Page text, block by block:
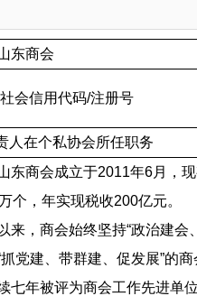
东商会
会信用代码/注册号
人在个私协会所任职务
东商会成立于2011年6月，
个，年实现税收200亿元。
来，商会始终坚持“政治建会
党建、带群建、促发展”的
七年被评为商会工作先进单